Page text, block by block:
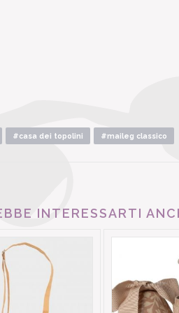
#casa dei topolini #maileg classico
INTERESSARTI